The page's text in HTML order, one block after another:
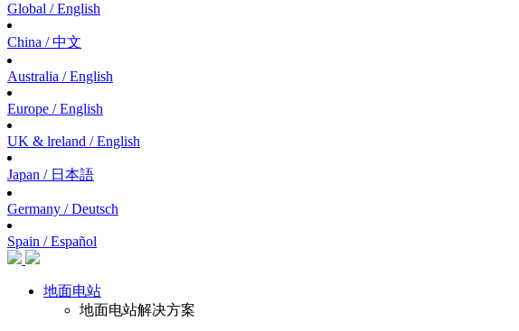
Global / English
China / 中文
Australia / English
Europe / English
UK & lreland / English
Japan / 日本語
Germany / Deutsch
Spain / Español
地面电站
地面电站解决方案